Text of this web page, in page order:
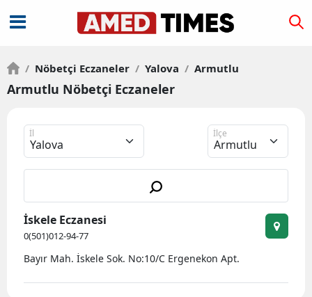
/ Nöbetçi Eczaneler / Yalova / Armutlu
Armutlu Nöbetçi Eczaneler
İl İlçe
İskele Eczanesi
0(501)012-94-77
Bayır Mah. İskele Sok. No:10/C Ergenekon Apt.